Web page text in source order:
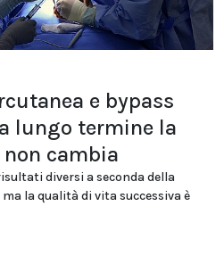
e bypass
lungo termine la
cambia
diversi a seconda della
la qualità di vita successiva è